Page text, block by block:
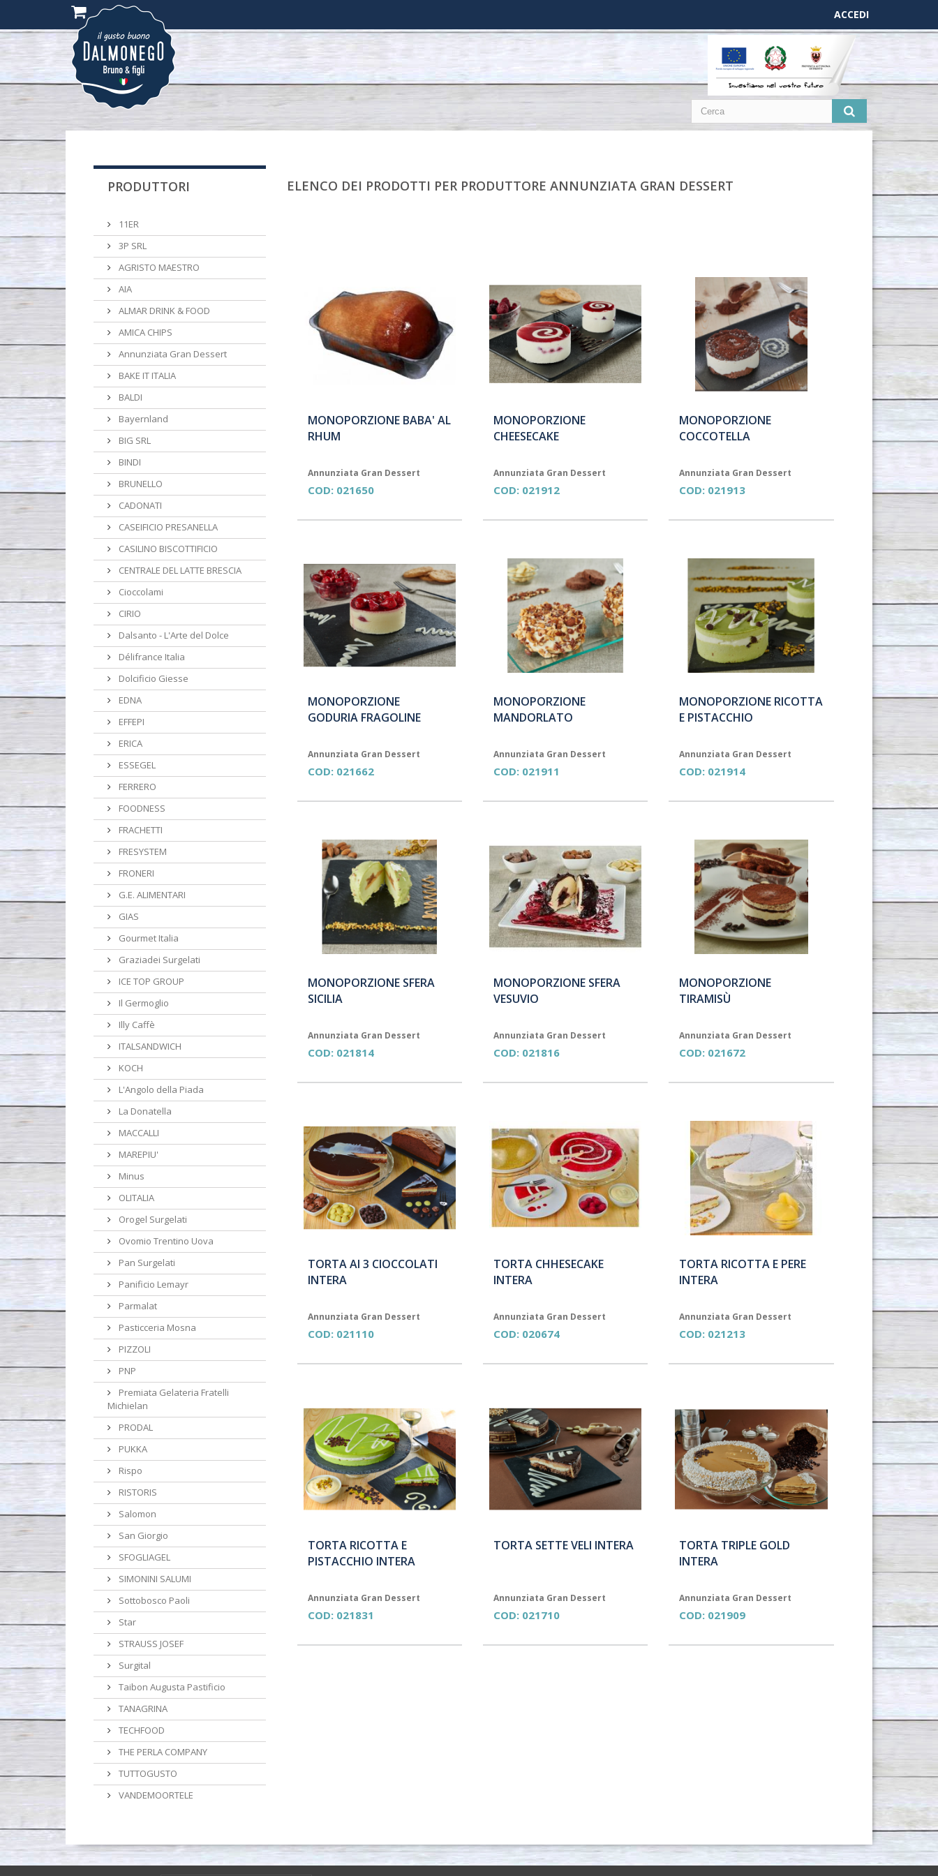
(0) ACCEDI
PRODUTTORI
11ER
3P SRL
AGRISTO MAESTRO
AIA
ALMAR DRINK & FOOD
AMICA CHIPS
Annunziata Gran Dessert
BAKE IT ITALIA
BALDI
Bayernland
BIG SRL
BINDI
BRUNELLO
CADONATI
CASEIFICIO PRESANELLA
CASILINO BISCOTTIFICIO
CENTRALE DEL LATTE BRESCIA
Cioccolami
CIRIO
Dalsanto - L'Arte del Dolce
Délifrance Italia
Dolcificio Giesse
EDNA
EFFEPI
ERICA
ESSEGEL
FERRERO
FOODNESS
FRACHETTI
FRESYSTEM
FRONERI
G.E. ALIMENTARI
GIAS
Gourmet Italia
Graziadei Surgelati
ICE TOP GROUP
Il Germoglio
Illy Caffè
ITALSANDWICH
KOCH
L'Angolo della Piada
La Donatella
MACCALLI
MAREPIU'
Minus
OLITALIA
Orogel Surgelati
Ovomio Trentino Uova
Pan Surgelati
Panificio Lemayr
Parmalat
Pasticceria Mosna
PIZZOLI
PNP
Premiata Gelateria Fratelli
Michielan
PRODAL
PUKKA
Rispo
RISTORIS
Salomon
San Giorgio
SFOGLIAGEL
SIMONINI SALUMI
Sottobosco Paoli
Star
STRAUSS JOSEF
Surgital
Taibon Augusta Pastificio
TANAGRINA
TECHFOOD
THE PERLA COMPANY
TUTTOGUSTO
VANDEMOORTELE
ELENCO DEI PRODOTTI PER PRODUTTORE ANNUNZIATA GRAN DESSERT
MONOPORZIONE BABA' AL
RHUM
Annunziata Gran Dessert
COD: 021650
MONOPORZIONE
CHEESECAKE
Annunziata Gran Dessert
COD: 021912
MONOPORZIONE
COCCOTELLA
Annunziata Gran Dessert
COD: 021913
MONOPORZIONE
GODURIA FRAGOLINE
Annunziata Gran Dessert
COD: 021662
MONOPORZIONE
MANDORLATO
Annunziata Gran Dessert
COD: 021911
MONOPORZIONE RICOTTA
E PISTACCHIO
Annunziata Gran Dessert
COD: 021914
MONOPORZIONE SFERA
SICILIA
Annunziata Gran Dessert
COD: 021814
MONOPORZIONE SFERA
VESUVIO
Annunziata Gran Dessert
COD: 021816
MONOPORZIONE
TIRAMISÙ
Annunziata Gran Dessert
COD: 021672
TORTA AI 3 CIOCCOLATI
INTERA
Annunziata Gran Dessert
COD: 021110
TORTA CHHESECAKE
INTERA
Annunziata Gran Dessert
COD: 020674
TORTA RICOTTA E PERE
INTERA
Annunziata Gran Dessert
COD: 021213
TORTA RICOTTA E
PISTACCHIO INTERA
Annunziata Gran Dessert
COD: 021831
TORTA SETTE VELI INTERA
Annunziata Gran Dessert
COD: 021710
TORTA TRIPLE GOLD
INTERA
Annunziata Gran Dessert
COD: 021909